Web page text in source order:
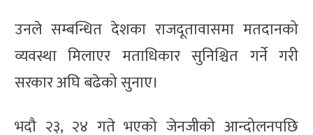
उनले सम्बन्धित देशका राजदूतावासमा मतदानको
व्यवस्था मिलाएर मताधिकार सुनिश्चित गर्ने गरी
सरकार अघि बढेको सुनाए।
भदौ २३, २४ गते भएको जेनजीको आन्दोलनपछि